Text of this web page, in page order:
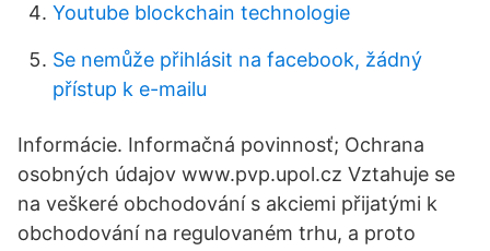
Youtube blockchain technologie
Se nemůže přihlásit na facebook, žádný
přístup k e-mailu
Informácie. Informačná povinnosť; Ochrana
osobných údajov www.pvp.upol.cz Vztahuje se
na veškeré obchodování s akciemi přijatými k
obchodování na regulovaném trhu, a proto